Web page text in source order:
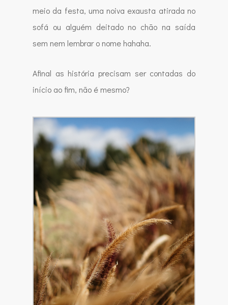
meio da festa, uma noiva exausta atirada no
sofá ou alguém deitado no chão na saída
sem nem lembrar o nome hahaha.
Afinal as história precisam ser contadas do
início ao fim, não é mesmo?